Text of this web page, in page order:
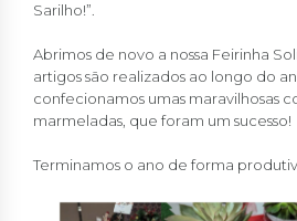
Sarilho!”.
Abrimos de novo a nossa Feirinha
artigos são realizados ao longo do
confecionamos umas maravilhosas
marmeladas, que foram um sucesso!
Terminamos o ano de forma